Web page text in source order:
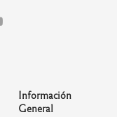
Información
General